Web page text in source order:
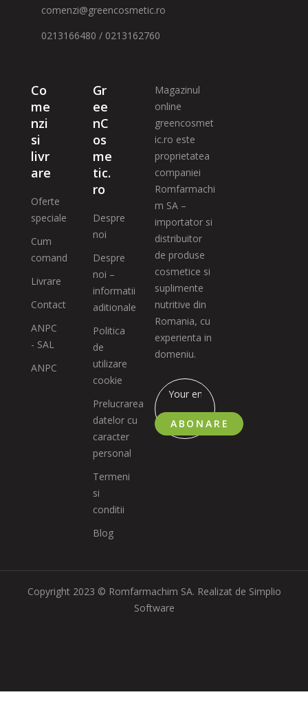
comenzi@greencosmetic.ro
0213166480 / 0213162760
Co
me
nzi
si
livr
are
Oferte
speciale
Cum
comand
Livrare
Contact
ANPC
- SAL
ANPC
Gr
ee
nC
os
me
tic.
ro
Despre
noi
Despre
noi –
informatii
aditionale
Politica
de
utilizare
cookie
Prelucrarea
datelor cu
caracter
personal
Termeni
si
conditii
Blog
Magazinul
online
greencosmet
ic.ro este
proprietatea
companiei
Romfarmachi
m SA –
importator si
distribuitor
de produse
cosmetice si
suplimente
nutritive din
Romania, cu
experienta in
domeniu.
ABONARE
Copyright 2023 © Romfarmachim SA. Realizat de Simplio
Software